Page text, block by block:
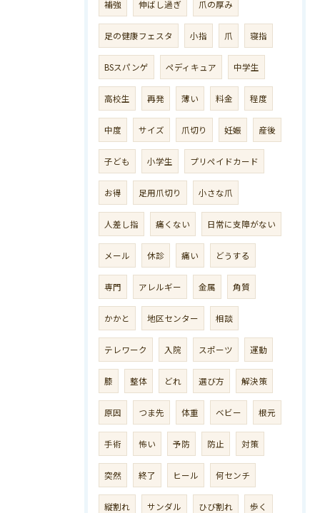
補強 伸ばし過ぎ 爪の厚み
足の健康フェスタ 小指 爪 寝指
BSスパンゲ ペディキュア 中学生
高校生 再発 薄い 料金 程度
中度 サイズ 爪切り 妊娠 産後
子ども 小学生 プリペイドカード
お得 足用爪切り 小さな爪
人差し指 痛くない 日常に支障がない
メール 休診 痛い どうする
専門 アレルギー 金属 角質
かかと 地区センター 相談
テレワーク 入院 スポーツ 運動
膝 整体 どれ 選び方 解決策
原因 つま先 体重 ベビー 根元
手術 怖い 予防 防止 対策
突然 終了 ヒール 何センチ
縦割れ サンダル ひび割れ 歩く